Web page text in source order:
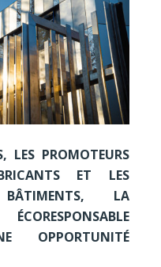
LES PROMOTEURS
ET LES
LA
OPPORTUNITÉ